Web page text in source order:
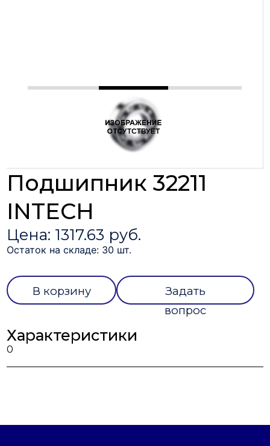
Подшипник 32211
INTECH
Цена: 1317.63 руб.
Остаток на складе: 30 шт.
В корзину
Задать
вопрос
Характеристики
0